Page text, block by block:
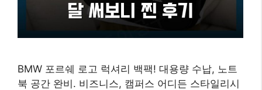
BMW 포르쉐 로고 럭셔리 백팩! 대용량 수납, 노트
북 공간 완비. 비즈니스, 캠퍼스 어디든 스타일리시